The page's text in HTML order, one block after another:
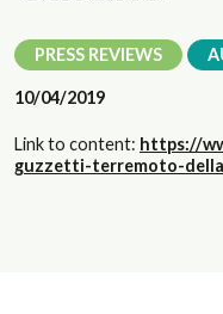
PRESS REVIEWS
10/04/2019
Link to content: https://
guzzetti-terremoto-